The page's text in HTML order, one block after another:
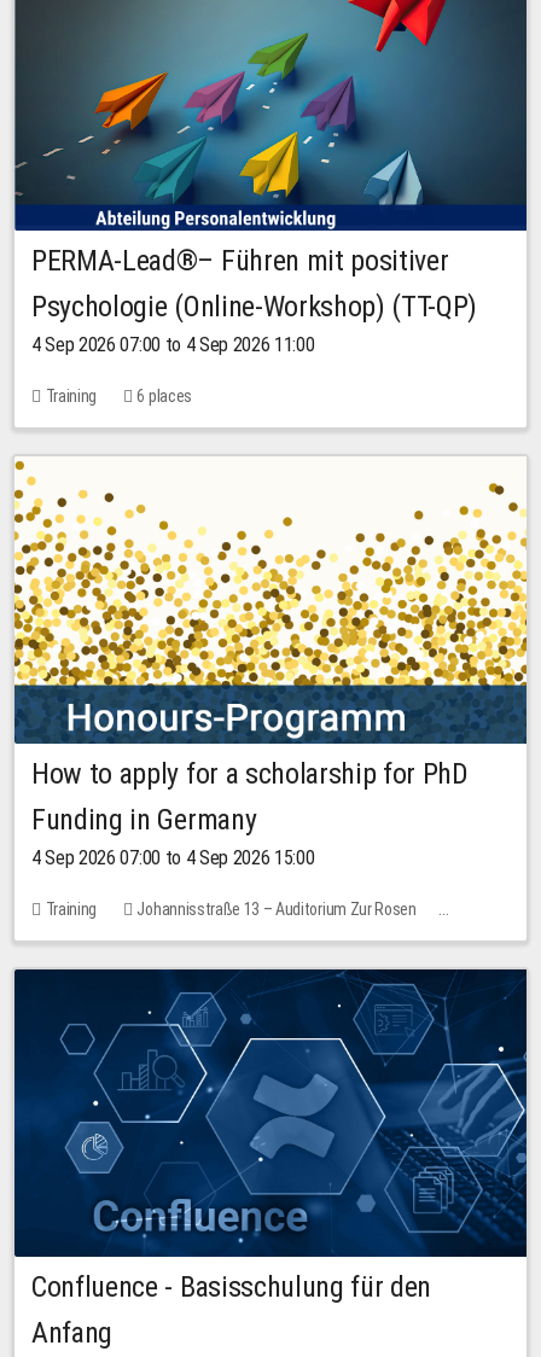
PERMA-Lead®– Führen mit positiver
Psychologie (Online-Workshop) (TT-QP)
4 Sep 2026 07:00 to 4 Sep 2026 11:00
Training 6 places
How to apply for a scholarship for PhD
Funding in Germany
4 Sep 2026 07:00 to 4 Sep 2026 15:00
Training
Johannisstraße 13 – Auditorium Zur Rosen
No free places
Confluence - Basisschulung für den
Anfang